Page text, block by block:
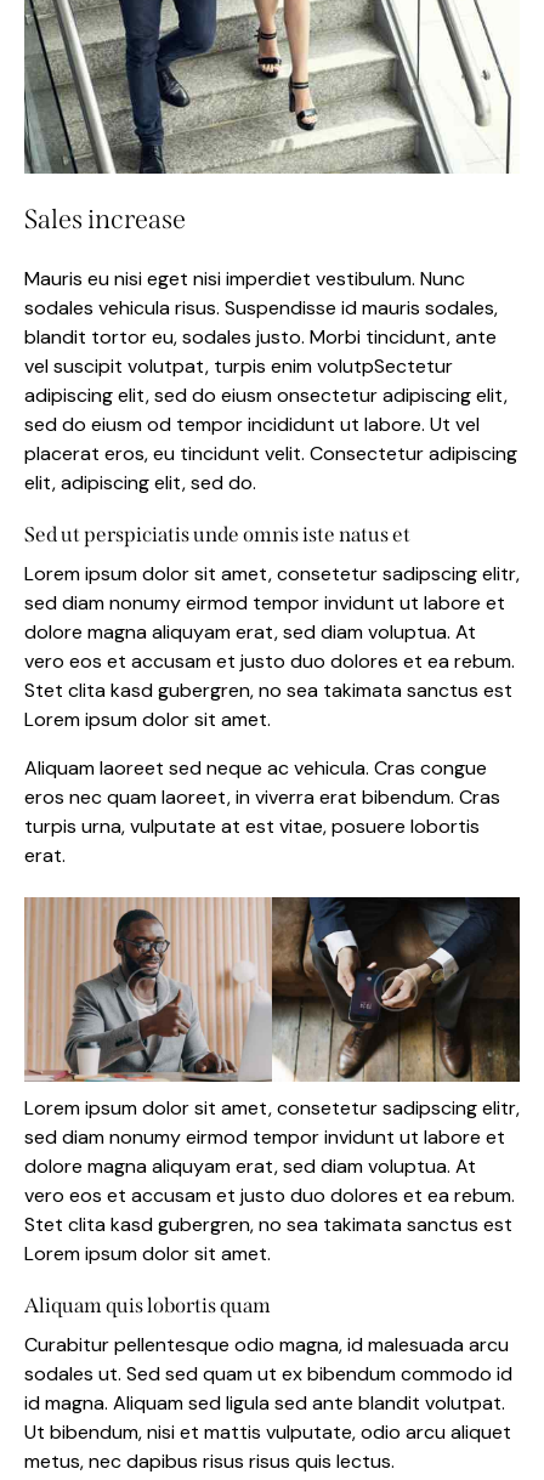
Sales increase
Mauris eu nisi eget nisi imperdiet vestibulum. Nunc
sodales vehicula risus. Suspendisse id mauris sodales,
blandit tortor eu, sodales justo. Morbi tincidunt, ante
vel suscipit volutpat, turpis enim volutpSectetur
adipiscing elit, sed do eiusm onsectetur adipiscing elit,
sed do eiusm od tempor incididunt ut labore. Ut vel
placerat eros, eu tincidunt velit. Consectetur adipiscing
elit, adipiscing elit, sed do.
Sed ut perspiciatis unde omnis iste natus et
Lorem ipsum dolor sit amet, consetetur sadipscing elitr,
sed diam nonumy eirmod tempor invidunt ut labore et
dolore magna aliquyam erat, sed diam voluptua. At
vero eos et accusam et justo duo dolores et ea rebum.
Stet clita kasd gubergren, no sea takimata sanctus est
Lorem ipsum dolor sit amet.
Aliquam laoreet sed neque ac vehicula. Cras congue
eros nec quam laoreet, in viverra erat bibendum. Cras
turpis urna, vulputate at est vitae, posuere lobortis
erat.
Lorem ipsum dolor sit amet, consetetur sadipscing elitr,
sed diam nonumy eirmod tempor invidunt ut labore et
dolore magna aliquyam erat, sed diam voluptua. At
vero eos et accusam et justo duo dolores et ea rebum.
Stet clita kasd gubergren, no sea takimata sanctus est
Lorem ipsum dolor sit amet.
Aliquam quis lobortis quam
Curabitur pellentesque odio magna, id malesuada arcu
sodales ut. Sed sed quam ut ex bibendum commodo id
id magna. Aliquam sed ligula sed ante blandit volutpat.
Ut bibendum, nisi et mattis vulputate, odio arcu aliquet
metus, nec dapibus risus risus quis lectus.